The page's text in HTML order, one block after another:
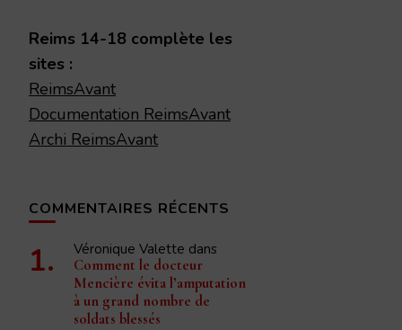
Reims 14-18 complète les
sites :
ReimsAvant
Documentation ReimsAvant
Archi ReimsAvant
COMMENTAIRES RÉCENTS
Véronique Valette dans
Comment le docteur
Mencière évita l’amputation
à un grand nombre de
soldats blessés